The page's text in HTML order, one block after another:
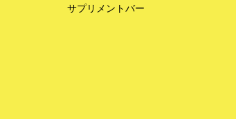
サプリメントバー